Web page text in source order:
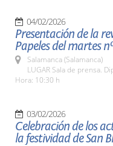
04/02/2026
Presentación de la
Papeles del martes
Salamanca (Salamanca)
LUGAR Sala de prensa.
Hora: 10:30 h
03/02/2026
Celebración de los
la festividad de San